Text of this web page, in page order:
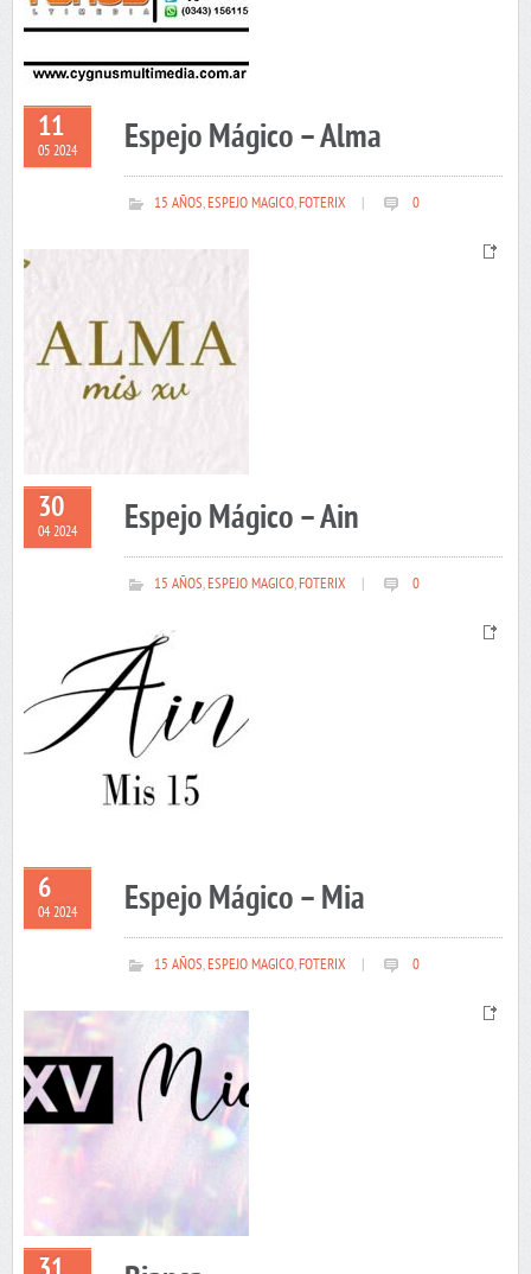
11
05 2024 Espejo Mágico – Alma
15 AÑOS,ESPEJO MAGICO,FOTERIX 0
30
04 2024 Espejo Mágico – Ain
15 AÑOS,ESPEJO MAGICO,FOTERIX 0
6
04 2024 Espejo Mágico – Mia
15 AÑOS,ESPEJO MAGICO,FOTERIX 0